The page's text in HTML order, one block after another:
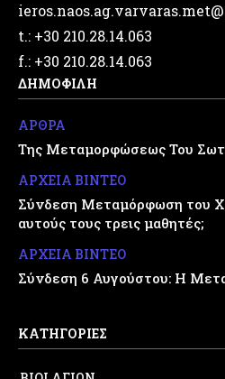
t.: +30 210.28.14.063
f.: +30 210.28.14.063
ΔΗΜΟΦΙΛΗ
ΑΡΘΡΑ
Της Μεταμορφώσεως Του
ΑΡΧΕΙΑ ΒΙΝΤΕΟ
Σύνδεση Μεταμόρφωση του
αυτούς τους τρεις μαθητές;
ΑΡΧΕΙΑ ΒΙΝΤΕΟ
Σύνδεση 6 Αυγούστου: Η
ΚΑΤΗΓΟΡΙΕΣ